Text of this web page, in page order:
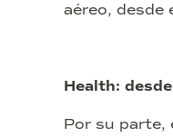
aéreo, desde
Health:
Por su parte,